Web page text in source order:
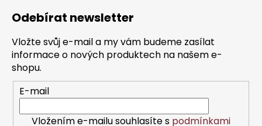
Odebírat newsletter
Vložte svůj e-mail a my vám budeme zasílat
informace o nových produktech na našem e-
shopu.
E-mail
Vložením e-mailu souhlasíte s podmínkami